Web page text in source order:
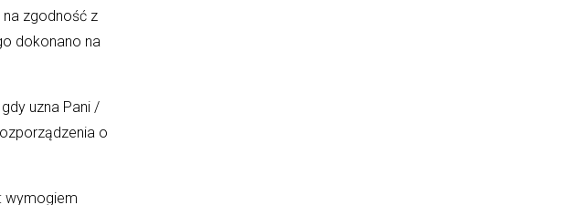
zgodność z
dokonano na
uzna Pani /
o